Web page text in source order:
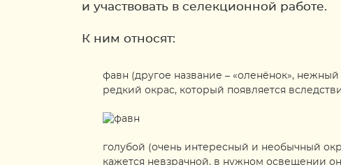
и участвовать в селекционной работе.
К ним относят:
фавн (другое название – «оленёнок»,
редкий окрас, который появляется
голубой (очень интересный и необычный
кажется невзрачной, в нужном освещении